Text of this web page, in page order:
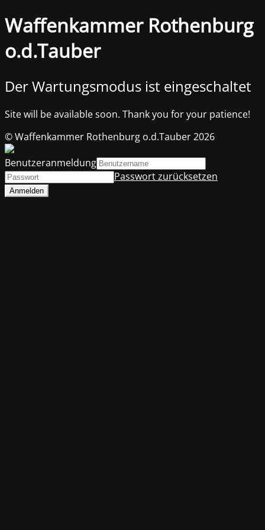
Waffenkammer Rothenburg
o.d.Tauber
Der Wartungsmodus ist eingeschaltet
Site will be available soon. Thank you for your patience!
© Waffenkammer Rothenburg o.d.Tauber 2026
Benutzeranmeldung
Passwort zurücksetzen